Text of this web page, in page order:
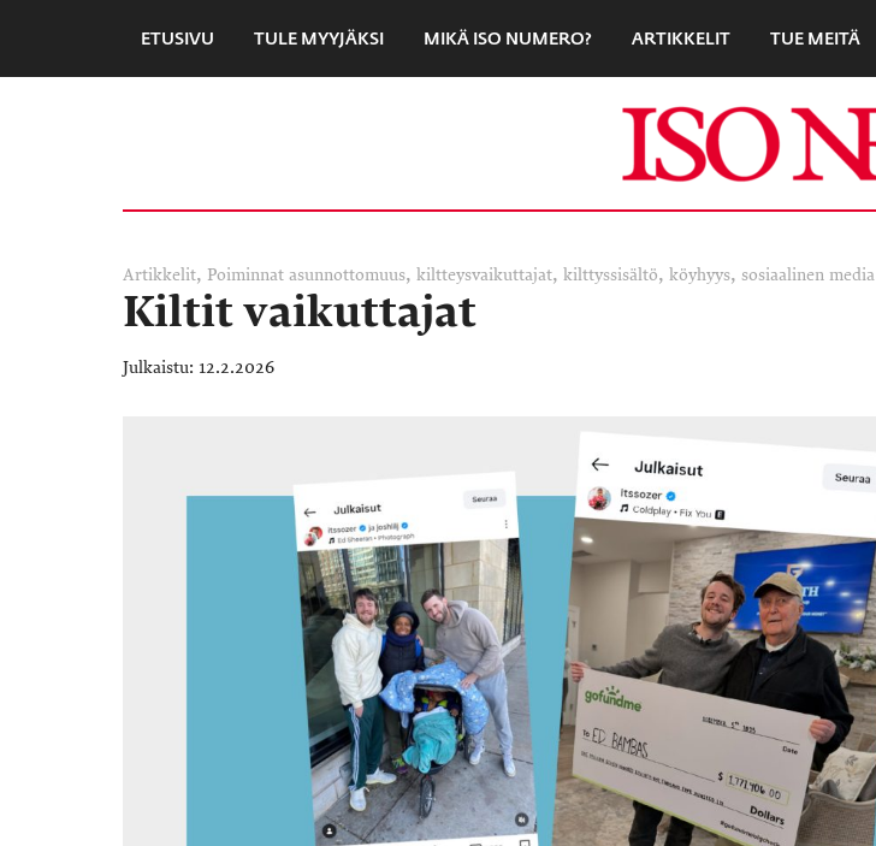
ETUSIVU TULE MYYJÄKSI MIKÄ ISO NUMERO? ARTIKKELIT TUE MEITÄ
Artikkelit, Poiminnat asunnottomuus, kiltteysvaikuttajat, kilttyssisältö, köyhyys, sosiaalinen media
Kiltit vaikuttajat
12.2.2026